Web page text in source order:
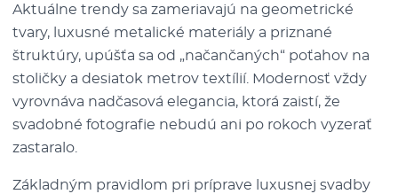
Aktuálne trendy sa zameriavajú na geometrické
tvary, luxusné metalické materiály a priznané
štruktúry, upúšťa sa od „načančaných“ poťahov na
stoličky a desiatok metrov textílií. Modernosť vždy
vyrovnáva nadčasová elegancia, ktorá zaistí, že
svadobné fotografie nebudú ani po rokoch vyzerať
zastaralo.
Základným pravidlom pri príprave luxusnej svadby